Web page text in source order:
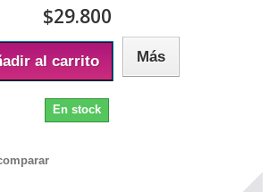
$29.800
al carrito Más
En stock